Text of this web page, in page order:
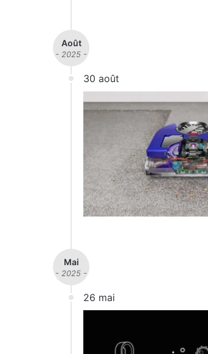
Août
- 2025 -
30 août
Mai
- 2025 -
26 mai